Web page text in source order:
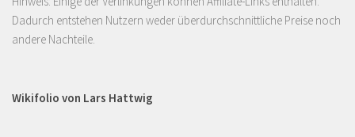
Dadurch entstehen Nutzern weder überdurchschnittliche Preise noch
andere Nachteile.
Wikifolio von Lars Hattwig